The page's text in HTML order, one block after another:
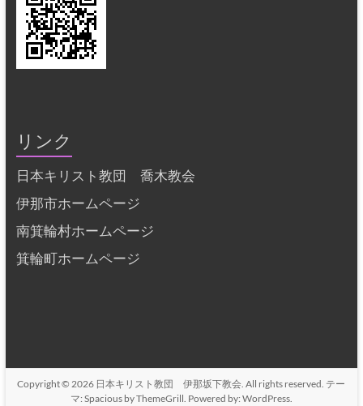
リンク
日本キリスト教団 喬木教会
伊那市ホームページ
南箕輪村ホームページ
箕輪町ホームページ
Copyright © 2026 日本キリスト教団 伊那坂下教会 . All rights reserved. テー
マ: Spaciousby ThemeGrill. Powered by: WordPress.